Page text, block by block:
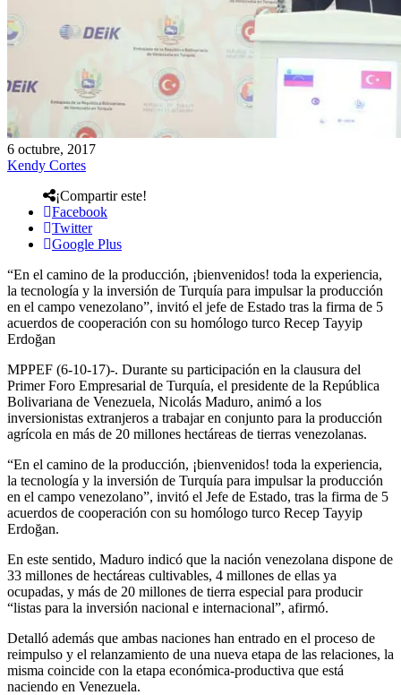
6 octubre, 2017
Kendy Cortes
¡Compartir este!
Facebook
Twitter
Google Plus
“En el camino de la producción, ¡bienvenidos! toda la experiencia,
la tecnología y la inversión de Turquía para impulsar la producción
en el campo venezolano”, invitó el jefe de Estado tras la firma de 5
acuerdos de cooperación con su homólogo turco Recep Tayyip
Erdoğan
MPPEF (6-10-17)-. Durante su participación en la clausura del
Primer Foro Empresarial de Turquía, el presidente de la República
Bolivariana de Venezuela, Nicolás Maduro, animó a los
inversionistas extranjeros a trabajar en conjunto para la producción
agrícola en más de 20 millones hectáreas de tierras venezolanas.
“En el camino de la producción, ¡bienvenidos! toda la experiencia,
la tecnología y la inversión de Turquía para impulsar la producción
en el campo venezolano”, invitó el Jefe de Estado, tras la firma de 5
acuerdos de cooperación con su homólogo turco Recep Tayyip
Erdoğan.
En este sentido, Maduro indicó que la nación venezolana dispone de
33 millones de hectáreas cultivables, 4 millones de ellas ya
ocupadas, y más de 20 millones de tierra especial para producir
“listas para la inversión nacional e internacional”, afirmó.
Detalló además que ambas naciones han entrado en el proceso de
reimpulso y el relanzamiento de una nueva etapa de las relaciones, la
misma coincide con la etapa económica-productiva que está
naciendo en Venezuela.